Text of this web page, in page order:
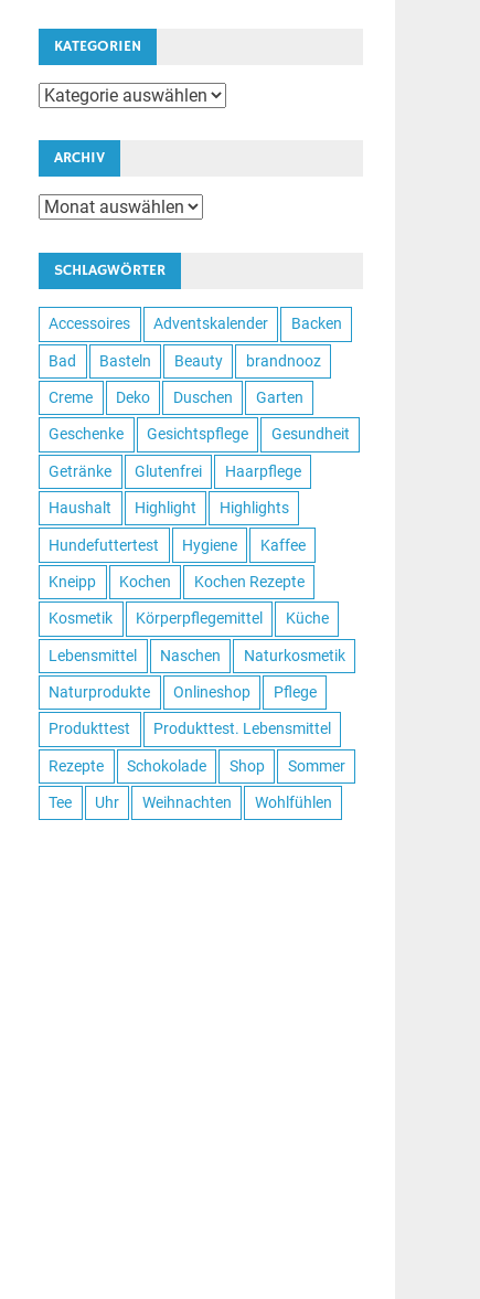
KATEGORIEN
Kategorien
ARCHIV
Archiv
SCHLAGWÖRTER
Accessoires Adventskalender Backen
Bad Basteln Beauty brandnooz
Creme Deko Duschen Garten
Geschenke Gesichtspflege Gesundheit
Getränke Glutenfrei Haarpflege
Haushalt Highlight Highlights
Hundefuttertest Hygiene Kaffee
Kneipp Kochen Kochen Rezepte
Kosmetik Körperpflegemittel Küche
Lebensmittel Naschen Naturkosmetik
Naturprodukte Onlineshop Pflege
Produkttest Produkttest. Lebensmittel
Rezepte Schokolade Shop Sommer
Tee Uhr Weihnachten Wohlfühlen